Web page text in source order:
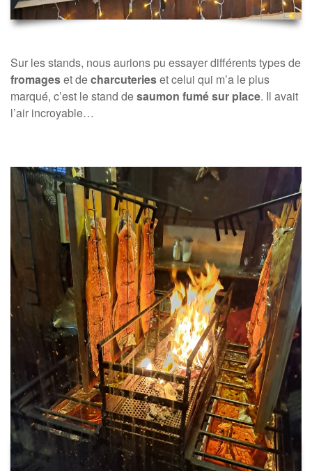
Sur les stands, nous aurions pu essayer différents types de
fromageset decharcuterieset celui qui m’a le plus
marqué, c’est le stand desaumon fumé sur place. Il avait
l’air incroyable…